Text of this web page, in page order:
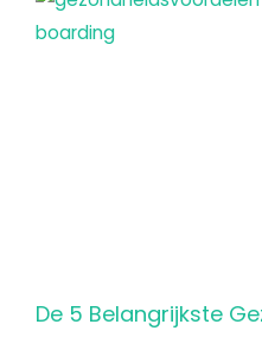
De 5 Belangrijkste